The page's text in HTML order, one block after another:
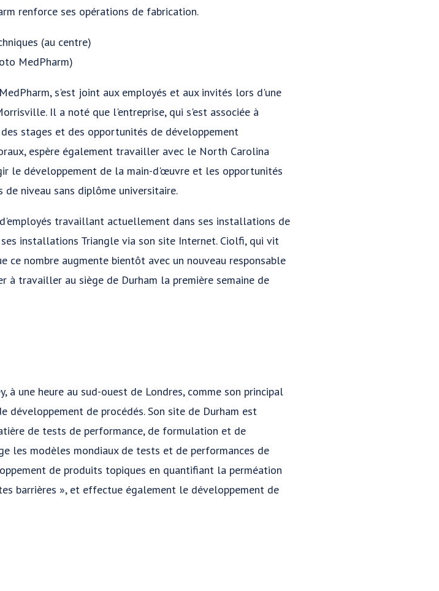
renforce ses opérations de fabrication.
(au centre)
MedPharm)
s'est joint aux employés et aux invités lors d'une
Il a noté que l'entreprise, qui s'est associée à
stages et des opportunités de développement
espère également travailler avec le North Carolina
le développement de la main-d'œuvre et les opportunités
niveau sans diplôme universitaire.
travaillant actuellement dans ses installations de
installations Triangle via son site Internet. Ciolfi, qui vit
ce nombre augmente bientôt avec un nouveau responsable
à travailler au siège de Durham la première semaine de
à une heure au sud-ouest de Londres, comme son principal
de procédés. Son site de Durham est
de tests de performance, de formulation et de
les modèles mondiaux de tests et de performances de
de produits topiques en quantifiant la perméation
barrières », et effectue également le développement de